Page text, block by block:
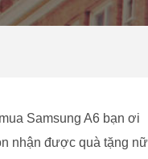
Samsung A6 bạn ơi
nhận được quà tặng